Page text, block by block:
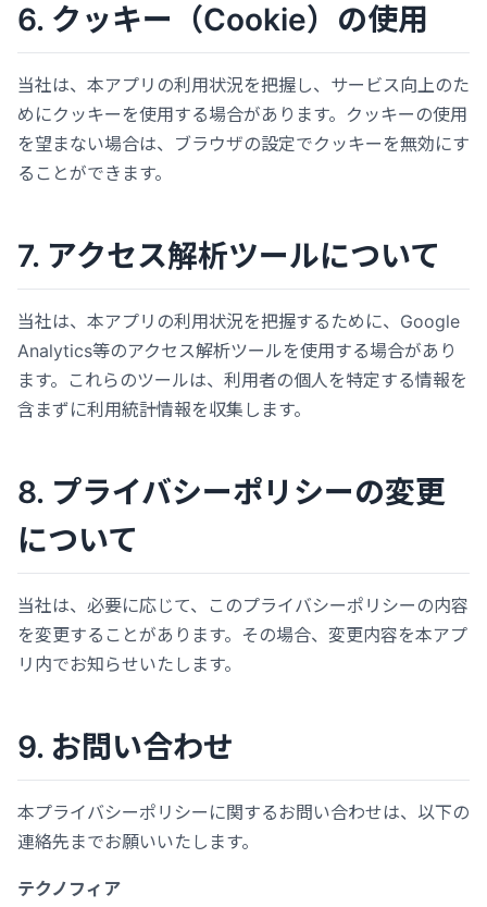
6. クッキー（Cookie）の使用
当社は、本アプリの利用状況を把握し、サービス向上のた
めにクッキーを使用する場合があります。クッキーの使用
を望まない場合は、ブラウザの設定でクッキーを無効にす
ることができます。
7. アクセス解析ツールについて
当社は、本アプリの利用状況を把握するために、Google
Analytics等のアクセス解析ツールを使用する場合があり
ます。これらのツールは、利用者の個人を特定する情報を
含まずに利用統計情報を収集します。
8. プライバシーポリシーの変更
について
当社は、必要に応じて、このプライバシーポリシーの内容
を変更することがあります。その場合、変更内容を本アプ
リ内でお知らせいたします。
9. お問い合わせ
本プライバシーポリシーに関するお問い合わせは、以下の
連絡先までお願いいたします。
テクノフィア